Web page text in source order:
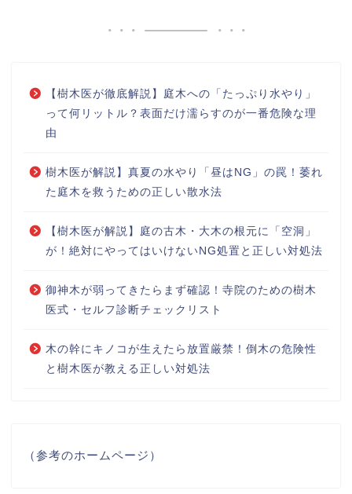
【樹木医が徹底解説】庭木への「たっぷり水やり」
って何リットル？表面だけ濡らすのが一番危険な理
由
樹木医が解説】真夏の水やり「昼はNG」の罠！萎れ
た庭木を救うための正しい散水法
【樹木医が解説】庭の古木・大木の根元に「空洞」
が！絶対にやってはいけないNG処置と正しい対処法
御神木が弱ってきたらまず確認！寺院のための樹木
医式・セルフ診断チェックリスト
木の幹にキノコが生えたら放置厳禁！倒木の危険性
と樹木医が教える正しい対処法
（参考のホームページ）